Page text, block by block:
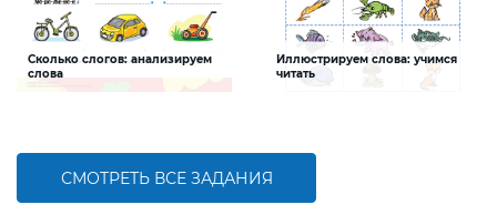
Сколько слогов: анализируем
слова
Иллюстрируем слова: учимся
читать
умение вырезать детали по контуру.
СМОТРЕТЬ ВСЕ ЗАДАНИЯ